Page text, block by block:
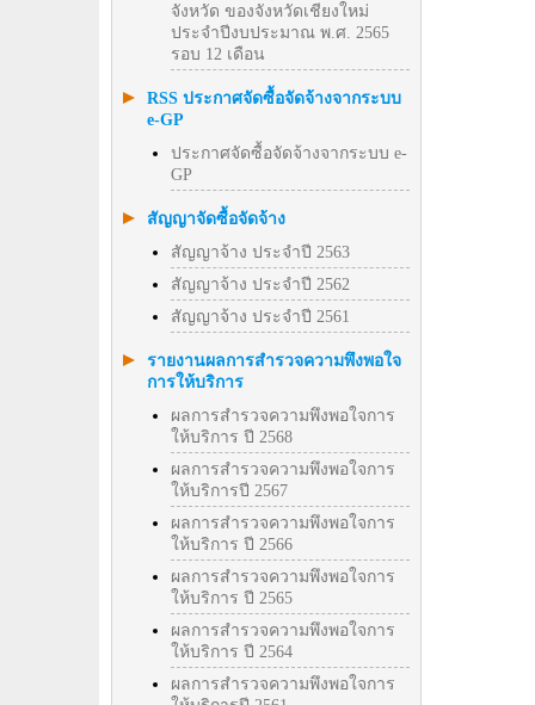
จังหวัด ของจังหวัดเชียงใหม่
ประจำปีงบประมาณ พ.ศ. 2565
รอบ 12 เดือน
RSS ประกาศจัดซื้อจัดจ้างจากระบบ
e-GP
ประกาศจัดซื้อจัดจ้างจากระบบ e-
GP
สัญญาจัดซื้อจัดจ้าง
สัญญาจ้าง ประจำปี 2563
สัญญาจ้าง ประจำปี 2562
สัญญาจ้าง ประจำปี 2561
รายงานผลการสำรวจความพึงพอใจ
การให้บริการ
ผลการสำรวจความพึงพอใจการ
ให้บริการ ปี 2568
ผลการสำรวจความพึงพอใจการ
ให้บริการปี 2567
ผลการสำรวจความพึงพอใจการ
ให้บริการ ปี 2566
ผลการสำรวจความพึงพอใจการ
ให้บริการ ปี 2565
ผลการสำรวจความพึงพอใจการ
ให้บริการ ปี 2564
ผลการสำรวจความพึงพอใจการ